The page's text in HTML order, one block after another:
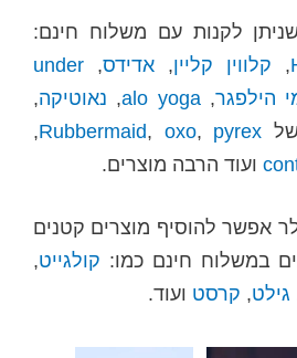
לקנות עם משלוח חינם:
, קלווין קליין, אדידס,
under
הילפגר,
alo yoga
, נאוטיקה,
Rubbermaid, oxo, pyrex
,
ועוד הרבה מוצרים.
ל49 דולר אפשר להוסיף מוצרים קטנים
במשלוח חינם כמו: קולגייט,
גילט, קרסט ועוד.